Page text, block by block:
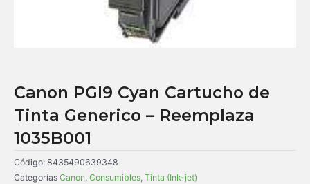
Canon PGI9 Cyan Cartucho de
Tinta Generico – Reemplaza
1035B001
Código: 8435490639348
Categorías Canon, Consumibles, Tinta (Ink-jet)